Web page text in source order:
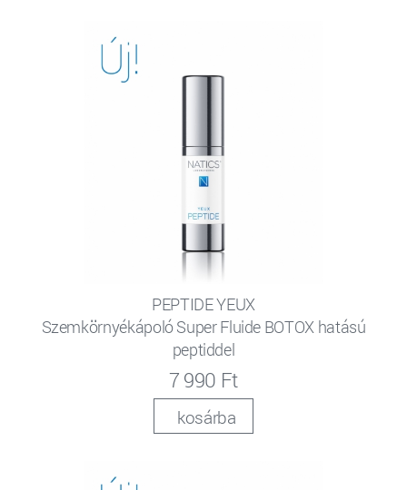
PEPTIDE YEUX
Szemkörnyékápoló Super Fluide BOTOX hatású
peptiddel
7 990 Ft
kosárba